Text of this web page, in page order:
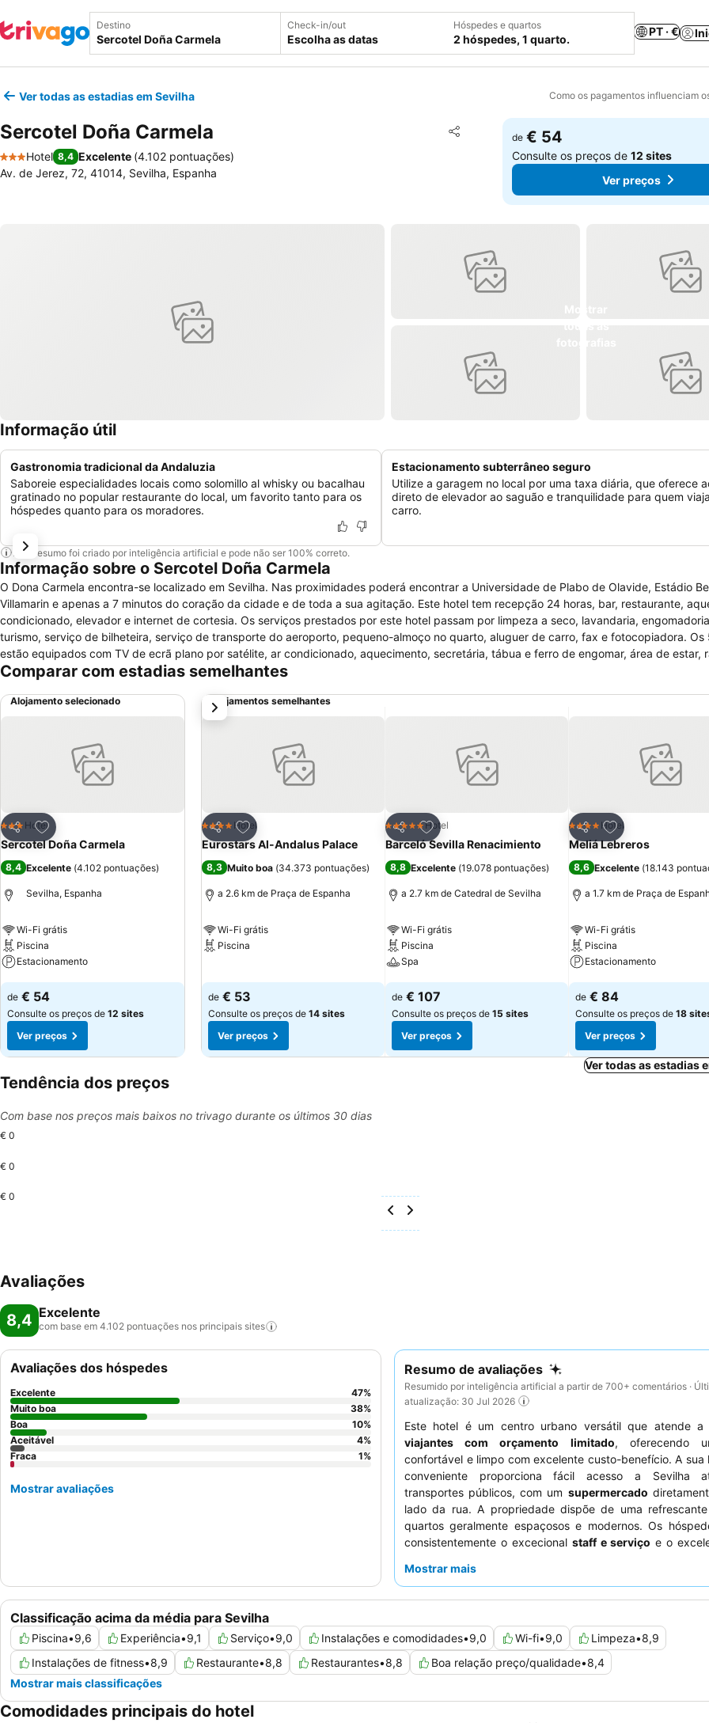
Destino Check-in/out
Escolha as datas
Hóspedes e quartos
2 hóspedes, 1 quarto.
PT · €
Ver todas as estadias em Sevilha Como os pagamentos influenciam
Sercotel Doña Carmela Partilhar
Adicionar aos favoritos
3 Estrelas
Hotel 8,4 Excelente (4.102 pontuações)
Av. de Jerez, 72, 41014, Sevilha, Espanha
de € 54
Consulte os preços de12 sites
Ver preços
Informação útil
Gastronomia tradicional da Andaluzia
Saboreie especialidades locais como solomillo al whisky ou bacalhau
gratinado no popular restaurante do local, um favorito tanto para os
hóspedes quanto para os moradores.
Estacionamento subterrâneo seguro
Utilize a garagem no local por uma taxa diária, que oferece
direto de elevador ao saguão e tranquilidade para quem
carro.
Este resumo foi criado por inteligência artificial e pode não ser 100% correto.
Informação sobre o Sercotel Doña Carmela
O Dona Carmela encontra-se localizado em Sevilha. Nas proximidades poderá encontrar a Universidade de Plabo de Olavide, Estádio
Villamarin e apenas a 7 minutos do coração da cidade e de toda a sua agitação. Este hotel tem recepção 24 horas, bar, restaurante,
condicionado, elevador e internet de cortesia. Os serviços prestados por este hotel passam por limpeza a seco, lavandaria,
turismo, serviço de bilheteira, serviço de transporte do aeroporto, pequeno-almoço no quarto, aluguer de carro, fax e fotocopiadora. Os
estão equipados com TV de ecrã plano por satélite, ar condicionado, aquecimento, secretária, tábua e ferro de engomar, área de estar,
telefone, serviço de despertar, WC com banheira ou chuveiro e secador de cabelo. Existem quartos para não fumadores e quartos
Comparar com estadias semelhantes
Alojamento selecionado
Partilhar
Adicionar aos favoritos
3 Estrelas
Hotel
Sercotel Doña Carmela
8,4 Excelente (4.102 pontuações)
Sevilha, Espanha
Wi-Fi grátis
Piscina
Estacionamento
Ver preços
de € 54
Consulte os preços de 12 sites
Ver preços
Alojamentos semelhantes
Partilhar
Adicionar aos favoritos
4 EstrelasHotel
Eurostars Al-Andalus Palace
8,3 Muito boa (34.373 pontuações)
a 2.6 km de Praça de Espanha
Wi-Fi grátis
Piscina
de € 53
Consulte os preços de 14 sites
Ver preços
Partilhar
Adicionar aos favoritos
5 EstrelasHotel
Barceló Sevilla Renacimiento
8,8 Excelente (19.078 pontuações)
a 2.7 km de Catedral de Sevilha
Wi-Fi grátis
Piscina
Spa
Ver preços
de € 107
Consulte os preços de 15 sites
Ver preços
Partilhar
Adicionar aos
4 EstrelasHotel
Meliá Lebreros
8,6 Excelente (18.143
a 1.7 km de Praça de
Wi-Fi grátis
Piscina
Estacionamento
Ver preços
de € 84
Consulte os preços de 18
Ver preços
próximo
Ver todas as estadias
Tendência dos preços
Com base nos preços mais baixos no trivago durante os últimos 30 dias
€ 0
€ 0
€ 0
Avaliações
8,4 Excelente
com base em 4.102 pontuações nos principais sites
Resumo de avaliações
Resumido por inteligência artificial a partir de 700+ comentários ·
atualização: 30 Jul 2026
Este hotel é um centro urbano versátil que atende a
viajantes com orçamento limitado, oferecendo
confortável e limpo com excelente custo-benefício. A sua
conveniente proporciona fácil acesso a Sevilha
transportes públicos, com um supermercado
lado da rua. A propriedade dispõe de uma refrescante
quartos geralmente espaçosos e modernos. Os
consistentemente o excecional staff e serviço e o
estadia mais tranquila, os hóspedes podem preferir
Mostrar mais
Classificação acima da média para Sevilha
Piscina•9,6 Experiência•9,1 Serviço•9,0 Instalações e comodidades•9,0 Wi-fi•9,0 Limpeza•8,9
Instalações de fitness•8,9 Restaurante•8,8 Restaurantes•8,8 Boa relação preço/qualidade•8,4
Mostrar mais classificações
Avaliações dos hóspedes
Excelente 47%
Muito boa
38%
Boa
10%
Aceitável
4%
Fraca
1%
Mostrar avaliações
Comodidades principais do hotel